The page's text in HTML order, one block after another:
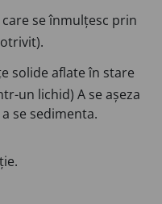
se înmulțesc prin
solide aflate în stare
un lichid) A se așeza
se sedimenta.